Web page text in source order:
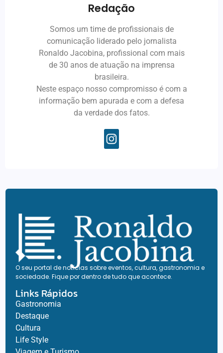
Redação
Somos um time de profissionais de
comunicação liderado pelo jornalista
Ronaldo Jacobina, profissional com mais
de 30 anos de atuação na imprensa
brasileira.
Neste espaço nosso compromisso é com a
informação bem apurada e com a defesa
da verdade dos fatos.
O seu portal de notícias sobre eventos, cultura, gastronomia e
sociedade. Fique por dentro de tudo que acontece.
Links Rápidos
Gastronomia
Destaque
Cultura
Life Style